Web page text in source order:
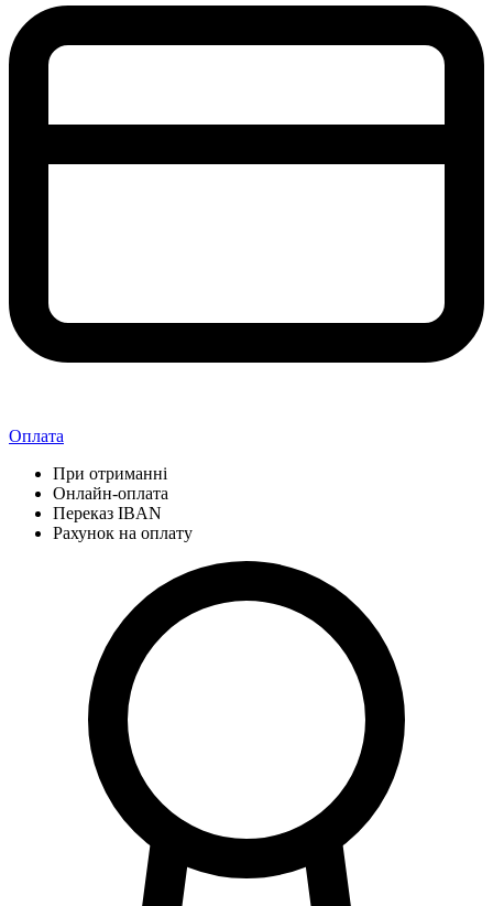
Оплата
При отриманні
Онлайн-оплата
Переказ IBAN
Рахунок на оплату